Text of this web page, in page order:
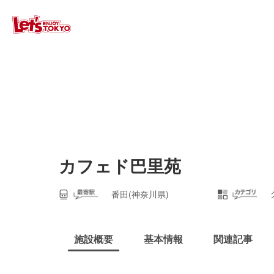
カフェド巴里苑
番田(神奈川県)
施設概要 基本情報 関連記事